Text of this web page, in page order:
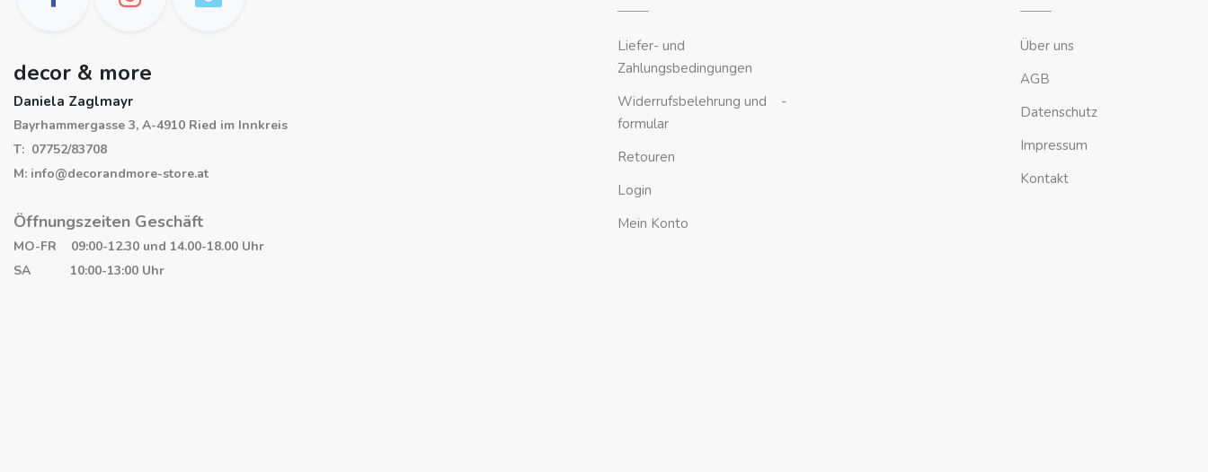
decor & more
Daniela Zaglmayr
Bayrhammergasse 3, A-4910 Ried im Innkreis
T: 07752/83708
M: info@decorandmore-store.at
Öffnungszeiten Geschäft
MO-FR 09:00-12.30 und 14.00-18.00 Uhr
SA 10:00-13:00 Uhr
Liefer- und
Zahlungsbedingungen
Widerrufsbelehrung und -
formular
Retouren
Login
Mein Konto
Über uns
AGB
Datenschutz
Impressum
Kontakt